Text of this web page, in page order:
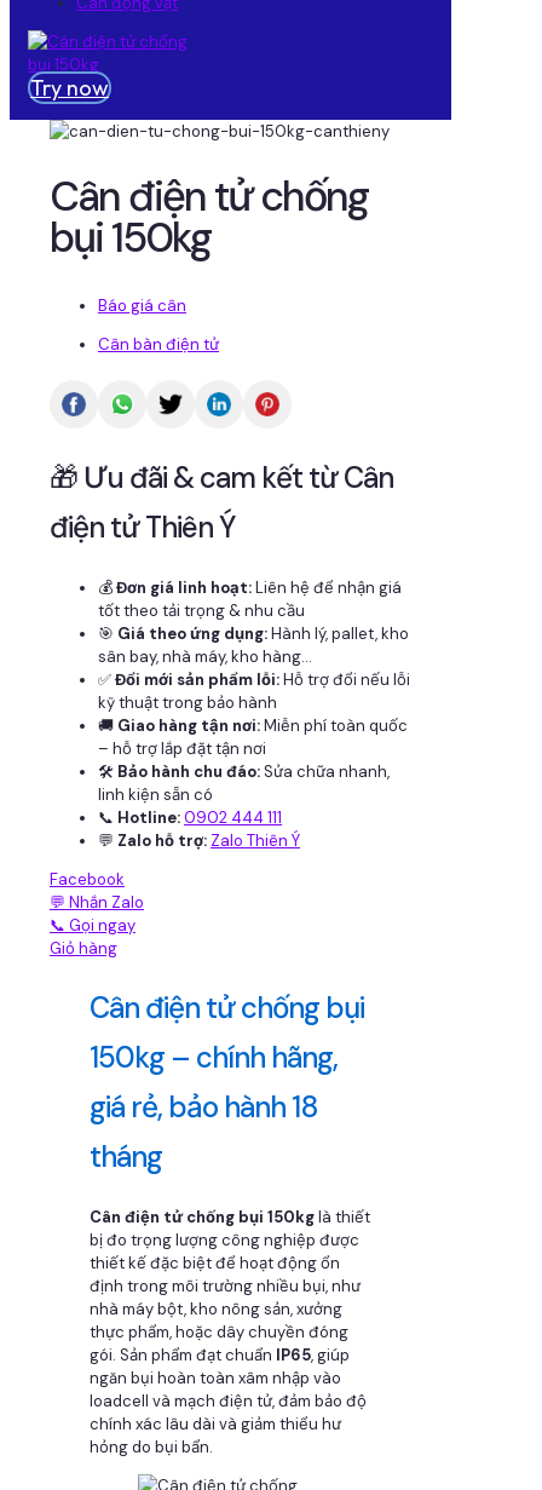
Try now
Cân điện tử chống
bụi 150kg
Báo giá cân
Cân bàn điện tử
🎁 Ưu đãi & cam kết từ Cân
điện tử Thiên Ý
💰Đơn giá linh hoạt:Liên hệ để nhận giá
tốt theo tải trọng & nhu cầu
🎯 Giá theo ứng dụng:Hành lý, pallet, kho
sân bay, nhà máy, kho hàng...
✅Đổi mới sản phẩm lỗi:Hỗ trợ đổi nếu lỗi
kỹ thuật trong bảo hành
🚚 Giao hàng tận nơi:Miễn phí toàn quốc
– hỗ trợ lắp đặt tận nơi
🛠 Bảo hành chu đáo:Sửa chữa nhanh,
linh kiện sẵn có
📞 Hotline:0902 444 111
💬 Zalo hỗ trợ: Zalo Thiên Ý
Facebook
💬 Nhắn Zalo
📞 Gọi ngay
Giỏ hàng
Cân điện tử chống bụi
150kg – chính hãng,
giá rẻ, bảo hành 18
tháng
Cân điện tử chống bụi 150kglà thiết
bị đo trọng lượng công nghiệp được
thiết kế đặc biệt để hoạt động ổn
định trong môi trường nhiều bụi, như
nhà máy bột, kho nông sản, xưởng
thực phẩm, hoặc dây chuyền đóng
gói. Sản phẩm đạt chuẩn IP65, giúp
ngăn bụi hoàn toàn xâm nhập vào
loadcell và mạch điện tử, đảm bảo độ
chính xác lâu dài và giảm thiểu hư
hỏng do bụi bẩn.